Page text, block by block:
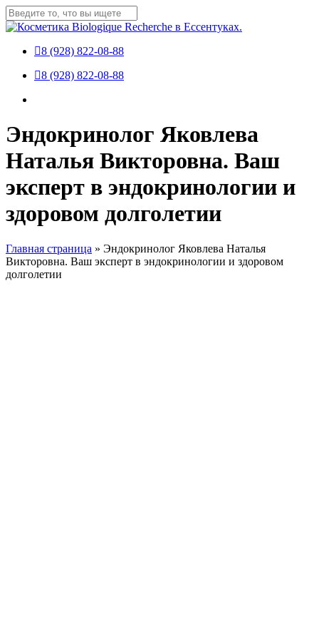
Skip
to
content
Close
8 (928) 822-08-88
Menu
8 (928) 822-08-88
Эндокринолог Яковлева
Наталья Викторовна. Ваш
эксперт в эндокринологии и
здоровом долголетии
Главная страница » Эндокринолог Яковлева Наталья
Викторовна. Ваш эксперт в эндокринологии и здоровом
долголетии